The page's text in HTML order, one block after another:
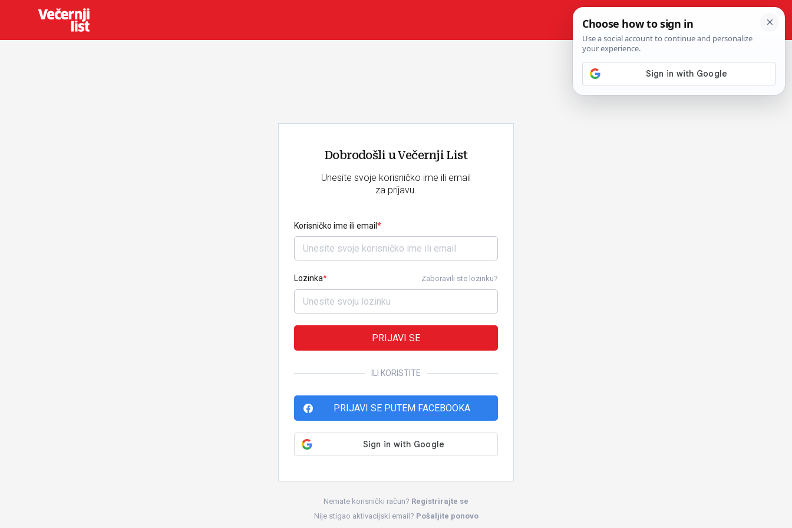
Dobrodošli u Večernji List
Unesite svoje korisničko ime ili email
za prijavu.
Korisničko ime ili email
Lozinka Zaboravili ste lozinku?
PRIJAVI SE
ILI KORISTITE
PRIJAVI SE PUTEM FACEBOOKA
Nemate korisnički račun? Registrirajte se
Nije stigao aktivacijski email? Pošaljite ponovo